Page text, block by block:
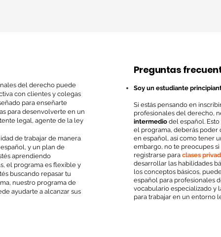
del derecho puede
con clientes y colegas
para enseñarte
para desenvolverte en un
legal, agente de la ley
de trabajar de manera
y un plan de
aprendiendo
el programa es flexible y
buscando repasar tu
nuestro programa de
ayudarte a alcanzar sus
Preguntas
Soy un estudiante
Si estás pensando en
profesionales del derecho,
intermedio del español.
el programa, deberás
en español, así como tener
embargo, no te preocupes
registrarse para clases
desarrollar las habilidades
los conceptos básicos,
español para profesionales
vocabulario especializado y
para trabajar en un entorno